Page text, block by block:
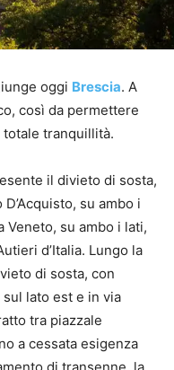
oggi Brescia. A
così da permettere
tranquillità.
il divieto di sosta,
su ambo i
Veneto, su ambo i lati,
d’Italia. Lungo la
di sosta, con
lato est e in via
tra piazzale
a cessata esigenza